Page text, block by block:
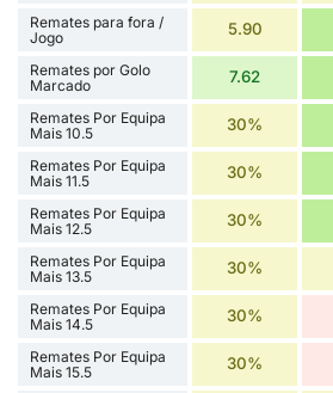
Remates para fora /
Jogo
5.90
Remates por Golo
Marcado
7.62
Remates Por Equipa
Mais 10.5
30%
Remates Por Equipa
Mais 11.5
30%
Remates Por Equipa
Mais 12.5
30%
Remates Por Equipa
Mais 13.5
30%
Remates Por Equipa
Mais 14.5
30%
Remates Por Equipa
Mais 15.5
30%